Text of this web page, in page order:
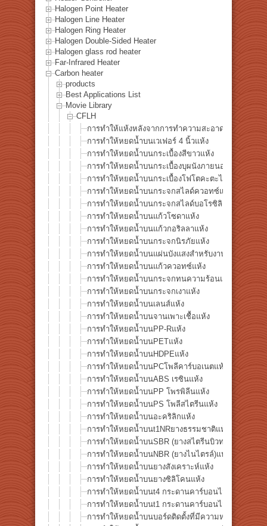
Halogen Point Heater
Halogen Line Heater
Halogen Ring Heater
Halogen Double-Sided Heater
Halogen glass rod heater
Far-Infrared Heater
Carbon heater
products
Best Applications List
Movie Library
CFLH
การทำให้แห้งหลังจากการทำความสะอาดเวเฟอร์ซิลิค
การทำให้หยดน้ำบนเวเฟอร์ 4 นิ้วแห้ง
การทำให้หยดน้ำบนกระเบื้องสีขาวแห้ง
การทำให้หยดน้ำบนกระเบื้องบุผนังภายนอกแห้ง
การทำให้หยดน้ำบนกระเบื้องโฟโตคะตะไลติกแห้ง
การทำให้หยดน้ำบนกระจกสไลด์ควอทซ์แห้ง
การทำให้หยดน้ำบนกระจกสไลด์บอโรซิลิเกตแห้ง
การทำให้หยดน้ำบนแก้วโซดาแห้ง
การทำให้หยดน้ำบนแก้วกอริลลาแห้ง
การทำให้หยดน้ำบนกระจกนิรภัยแห้ง
การทำให้หยดน้ำบนแผ่นบังแสงสำหรับงานเชื่อมแห้ง
การทำให้หยดน้ำบนแก้วควอทซ์แห้ง
การทำให้หยดน้ำบนกระจกทนความร้อนแห้ง
การทำให้หยดน้ำบนกระจกเงาแห้ง
การทำให้หยดน้ำบนเลนส์แห้ง
การทำให้หยดน้ำบนจานเพาะเชื้อแห้ง
การทำให้หยดน้ำบนPP-Rแห้ง
การทำให้หยดน้ำบนPETแห้ง
การทำให้หยดน้ำบนHDPEแห้ง
การทำให้หยดน้ำบนPCโพลีคาร์บอเนตแห้ง
การทำให้หยดน้ำบนABS เรซินแห้ง
การทำให้หยดน้ำบนPP โพรพิลีนแห้ง
การทำให้หยดน้ำบนPS โพลีสไตรีนแห้ง
การทำให้หยดน้ำบนอะคริลิกแห้ง
การทำให้หยดน้ำบนt1NRยางธรรมชาติแห้ง
การทำให้หยดน้ำบนSBR (ยางสไตรีนบิวทาไดอีน)แห้ง
การทำให้หยดน้ำบนNBR (ยางไนไตรล์)แห้ง
การทำให้หยดน้ำบนยางสังเคราะห์แห้ง
การทำให้หยดน้ำบนยางซิลิโคนแห้ง
การทำให้หยดน้ำบนt4 กระดานคาร์บอนไฟเบอร์
การทำให้หยดน้ำบนt1 กระดานคาร์บอนไฟเบอร์
การทำให้หยดน้ำบนบอร์ดติดตั้งที่มีความหนาแน่นสูงแ